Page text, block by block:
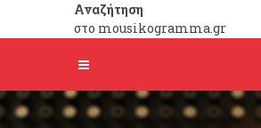
Αναζήτηση
στο mousikogramma.gr